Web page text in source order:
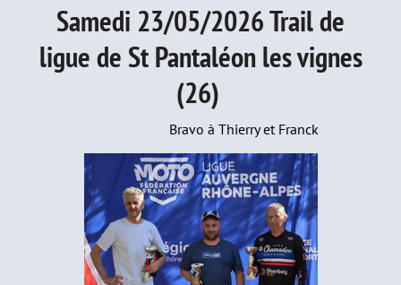
Samedi 23/05/2026 Trail de
ligue de St Pantaléon les vignes
(26)
Bravo à Thierry et Franck